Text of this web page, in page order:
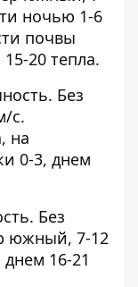
ночью 1-6
почвы
20 тепла.
Без
с.
на
0-3, днем
Без
южный, 7-12
16-21